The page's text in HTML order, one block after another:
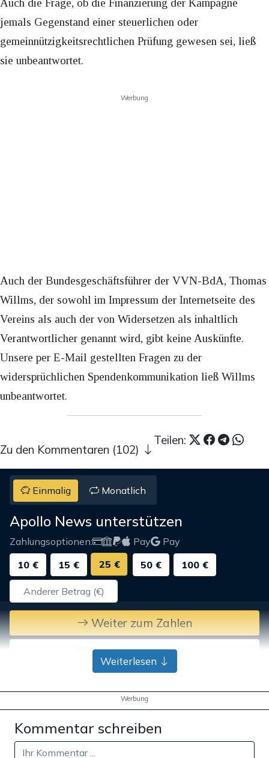
Auch die Frage, ob die Finanzierung der Kampagne
jemals Gegenstand einer steuerlichen oder
gemeinnützigkeitsrechtlichen Prüfung gewesen sei, ließ
sie unbeantwortet.
Werbung
Auch der Bundesgeschäftsführer der VVN-BdA, Thomas
Willms, der sowohl im Impressum der Internetseite des
Vereins als auch der von Widersetzen als inhaltlich
Verantwortlicher genannt wird, gibt keine Auskünfte.
Unsere per E-Mail gestellten Fragen zu der
widersprüchlichen Spendenkommunikation ließ Willms
unbeantwortet.
Teilen:
Zu den Kommentaren (102)
Einmalig Monatlich
Apollo News unterstützen
Zahlungsoptionen: Pay
Pay
10 €
15 € 25 € 50 € 100 €
Weiter zum Zahlen
Bank-Überweisung
Weiterlesen
Werbung
Kommentar schreiben